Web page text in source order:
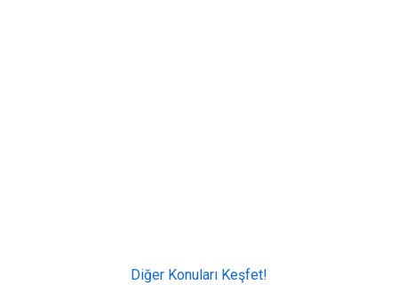
Diğer Konuları Keşfet!